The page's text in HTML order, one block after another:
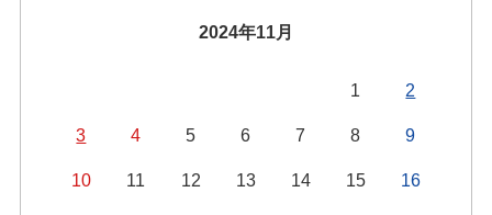
2024年11月
1 2
3 4 5 6 7 8 9
10 11 12 13 14 15 16